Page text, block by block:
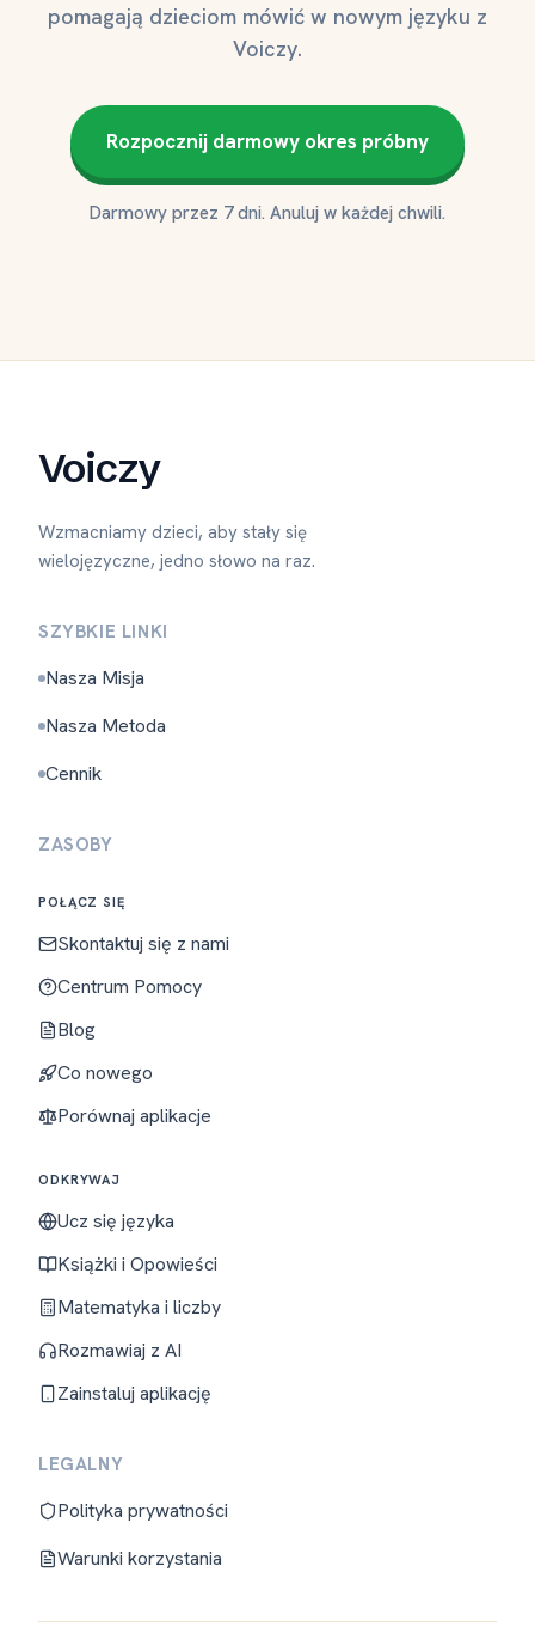
pomagają dzieciom mówić w nowym języku z
Voiczy.
Rozpocznij darmowy okres próbny
Darmowy przez 7 dni. Anuluj w każdej chwili.
Voiczy
Wzmacniamy dzieci, aby stały się
wielojęzyczne, jedno słowo na raz.
SZYBKIE LINKI
Nasza Misja
Nasza Metoda
Cennik
ZASOBY
POŁĄCZ SIĘ
Skontaktuj się z nami
Centrum Pomocy
Blog
Co nowego
Porównaj aplikacje
ODKRYWAJ
Ucz się języka
Książki i Opowieści
Matematyka i liczby
Rozmawiaj z AI
Zainstaluj aplikację
LEGALNY
Polityka prywatności
Warunki korzystania